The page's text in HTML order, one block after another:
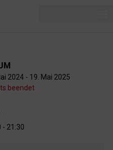
2024 - 19. Mai 2025
beendet
- 21:30